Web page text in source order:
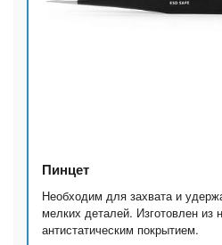
Пинцет
Необходим для захвата и
мелких деталей. Изготовлен
антистатическим покрытием.